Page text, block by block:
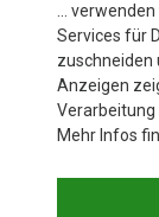
…
Services für
zuschneiden
Anzeigen
Verarbeitung
Mehr Infos